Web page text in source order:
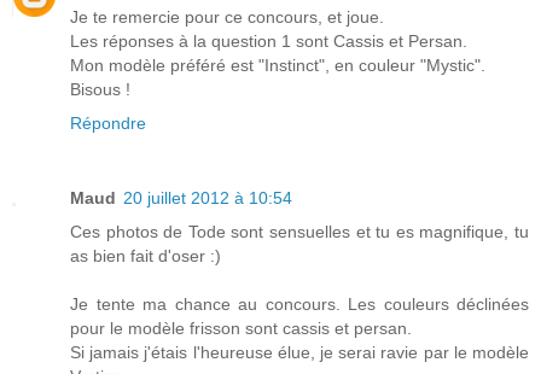
Je te remercie pour ce concours, et joue.
Les réponses à la question 1 sont Cassis et Persan.
Mon modèle préféré est "Instinct", en couleur "Mystic".
Bisous !
Répondre
Maud 20 juillet 2012 à 10:54
Ces photos de Tode sont sensuelles et tu es magnifique, tu
as bien fait d'oser :)
Je tente ma chance au concours. Les couleurs déclinées
pour le modèle frisson sont cassis et persan.
Si jamais j'étais l'heureuse élue, je serai ravie par le modèle